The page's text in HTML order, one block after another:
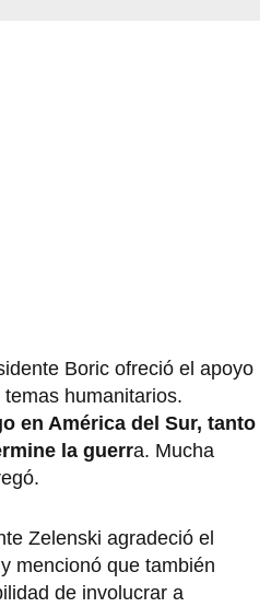
Boric ofreció el apoyo
humanitarios.
en América del Sur, tanto
la guerra. Mucha
Zelenski agradeció el
mencionó que también
de involucrar a